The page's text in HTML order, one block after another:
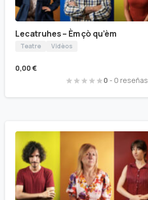
Lecatruhes – Èm çò qu’èm
Teatre Vidèos
0,00 €
0 - 0 reseñas